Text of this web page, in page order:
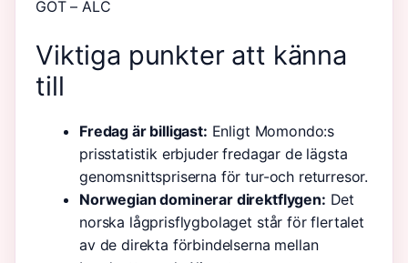
GOT – ALC
Viktiga punkter att känna
till
Fredag är billigast: Enligt Momondo:s
prisstatistik erbjuder fredagar de lägsta
genomsnittspriserna för tur-och returresor.
Norwegian dominerar direktflygen: Det
norska lågprisflygbolaget står för flertalet
av de direkta förbindelserna mellan